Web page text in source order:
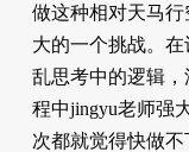
做这种相对天马
大的一个挑战。
乱思考中的逻辑，
程中jingyu老师强
次都就觉得快做